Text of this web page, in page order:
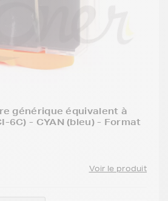
générique équivalent à
6C) - CYAN (bleu) - Format
Voir le produit